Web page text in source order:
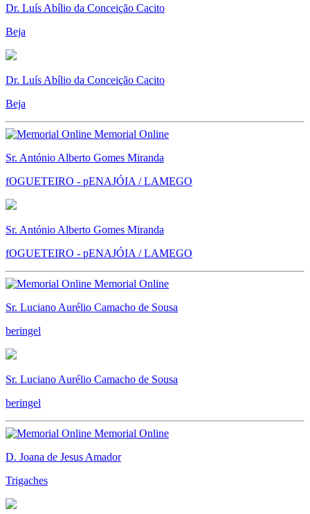
Dr. Luís Abílio da Conceição Cacito
Beja
Dr. Luís Abílio da Conceição Cacito
Beja
Memorial Online
Sr. António Alberto Gomes Miranda
fOGUETEIRO - pENAJÓIA / LAMEGO
Sr. António Alberto Gomes Miranda
fOGUETEIRO - pENAJÓIA / LAMEGO
Memorial Online
Sr. Luciano Aurélio Camacho de Sousa
beringel
Sr. Luciano Aurélio Camacho de Sousa
beringel
Memorial Online
D. Joana de Jesus Amador
Trigaches